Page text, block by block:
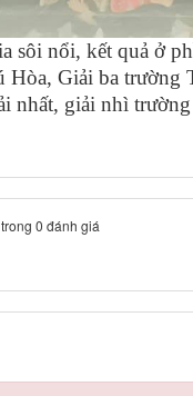
sôi nổi, kết quả ở
Hòa, Giải ba
nhất, giải nhì
0 đánh giá